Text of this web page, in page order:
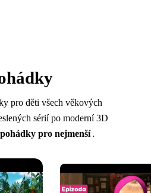
pro děti všech věkových
sérií po moderní 3D
pohádky pro nejmenší .